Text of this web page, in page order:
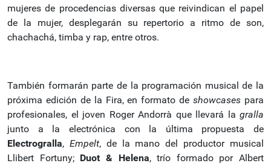
mujeres de procedencias diversas que reivindican el papel
de la mujer, desplegarán su repertorio a ritmo de son,
chachachá, timba y rap, entre otros.
También formarán parte de la programación musical de la
próxima edición de la Fira, en formato deshowcases para
profesionales, el joven Roger Andorrà que llevará la gralla
junto a la electrónica con la última propuesta de
Electrogralla, Empelt, de la mano del productor musical
Llibert Fortuny; Duot & Helena, trío formado por Albert